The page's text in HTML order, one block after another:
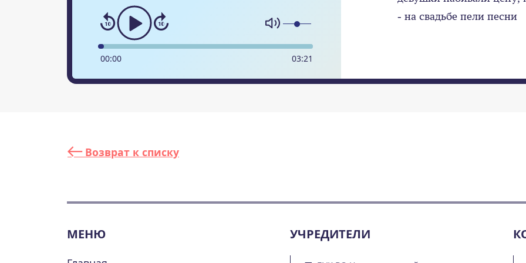
00:00 03:21
- на свадьбе пели песни
Возврат к списку
МЕНЮ УЧРЕДИТЕЛИ